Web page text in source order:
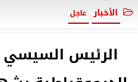
الأخبار عاجل
الرئيس